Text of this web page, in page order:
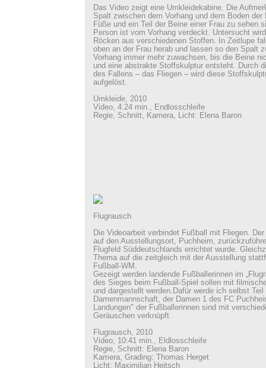
Das Video zeigt eine Umkleidekabine. Die
Spalt zwischen dem Vorhang und dem Boden der
Füße und ein Teil der Beine einer Frau zu sehen
Person ist vom Vorhang verdeckt. Untersucht
Röcken aus verschiedenen Stoffen. In Zeitlupe
oben an der Frau herab und lassen so den Spalt
Vorhang immer mehr zuwachsen, bis die Beine
und eine abstrakte Stoffskulptur entsteht. Durch
des Fallens – das Fliegen – wird diese
aufgelöst.
Umkleide, 2010
Video, 4:24 min., Endlosschleife
Regie, Schnitt, Kamera, Licht: Elena Baron
Flugrausch
Die Videoarbeit verbindet Fußball mit Fliegen.
auf den Ausstellungsort, Puchheim,
Flugfeld Süddeutschlands errichtet wurde.
Thema auf die zeitgleich mit der Ausstellung
Fußball-WM.
Gezeigt werden landende Fußballerinnen im
des Sieges beim Fußball-Spiel sollen mit
und dargestellt werden.Dafür werde ich selbst Teil
Damenmannschaft, der Damen 1 des FC
Landungen" der Fußballerinnen sind mit
Geräuschen verknüpft.
Flugrausch, 2010
Video, 10:41 min., Eldlosschleife
Regie, Schnitt: Elena Baron
Kamera, Grading: Thomas Herget
Licht: Maximilian Heitsch